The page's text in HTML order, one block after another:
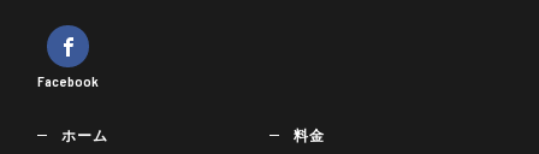
Facebook
ホーム
料金